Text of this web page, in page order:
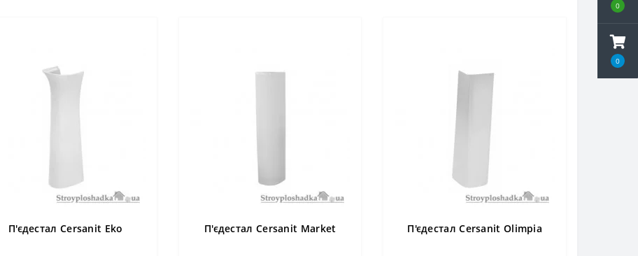
0
0
П'єдестал Cersanit Eko П'єдестал Cersanit Market П'єдестал Cersanit Olimpia